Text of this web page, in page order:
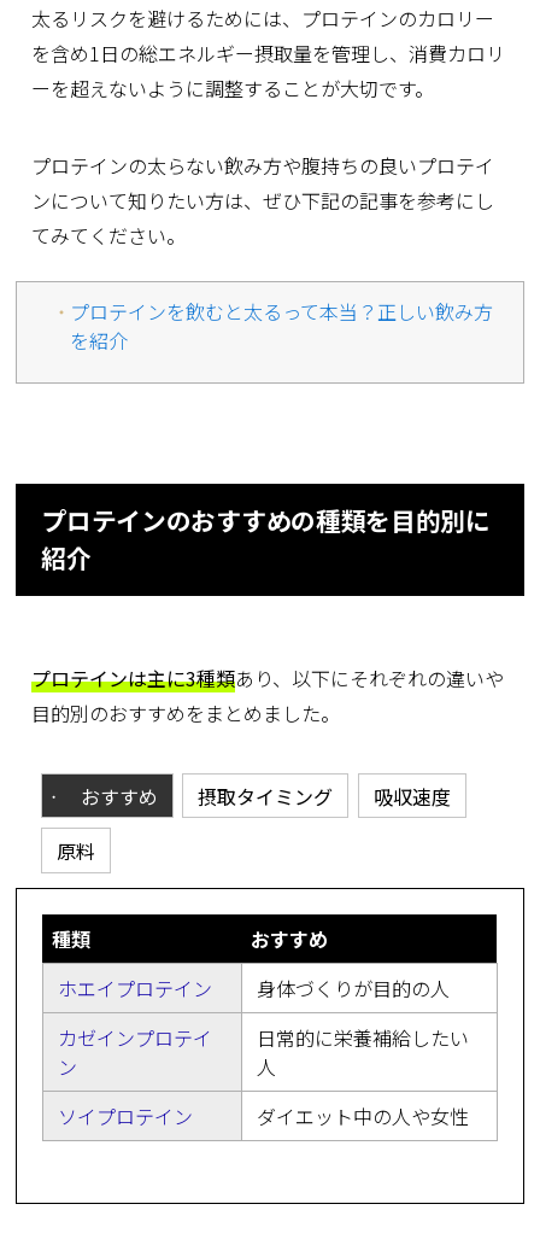
太るリスクを避けるためには、プロテインのカロリー
を含め1日の総エネルギー摂取量を管理し、消費カロリ
ーを超えないように調整することが大切です。
プロテインの太らない飲み方や腹持ちの良いプロテイ
ンについて知りたい方は、ぜひ下記の記事を参考にし
てみてください。
プロテインを飲むと太るって本当？正しい飲み方
を紹介
プロテインのおすすめの種類を目的別に
紹介
プロテインは主に3種類あり、以下にそれぞれの違いや
目的別のおすすめをまとめました。
おすすめ 摂取タイミング
吸収速度
原料
種類
おすすめ
ホエイプロテイン
身体づくりが目的の人
カゼインプロテイ
ン
日常的に栄養補給したい
人
ソイプロテイン
ダイエット中の人や女性